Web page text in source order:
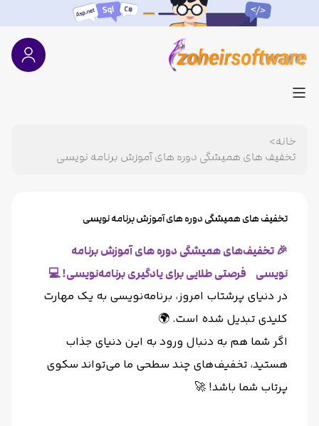
خانه>
تخفیف های همیشگی دوره های آموزش برنامه نویسی
تخفیف های همیشگی دوره های آموزش برنامه نویسی
🎉 تخفیف‌های همیشگی دوره های آموزش برنامه
نویسی فرصتی طلایی برای یادگیری برنامه‌نویسی! 💻
در دنیای پرشتاب امروز، برنامه‌نویسی به یک مهارت
کلیدی تبدیل شده است. 🌍
اگر شما هم به دنبال ورود به این دنیای جذاب
هستید، تخفیف‌های چند سطحی ما می‌تواند سکوی
پرتاب شما باشد! 🚀